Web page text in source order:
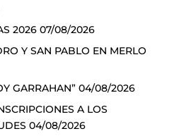
2026 07/08/2026
Y SAN PABLO EN MERLO
GARRAHAN” 04/08/2026
A LOS
04/08/2026